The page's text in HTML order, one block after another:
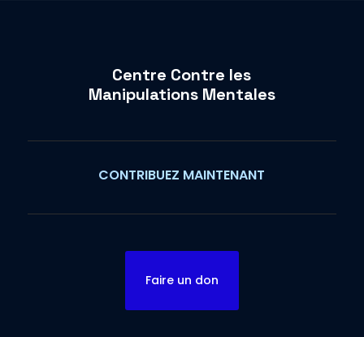
Centre Contre les
Manipulations Mentales
CONTRIBUEZ MAINTENANT
Faire un don